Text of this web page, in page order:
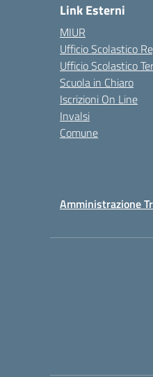
Link Esterni
MIUR
Ufficio Scolastico
Ufficio Scolastico
Scuola in Chiaro
Iscrizioni On Line
Invalsi
Comune
Amministrazione